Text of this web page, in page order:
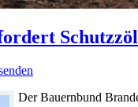
Der Bauernbund